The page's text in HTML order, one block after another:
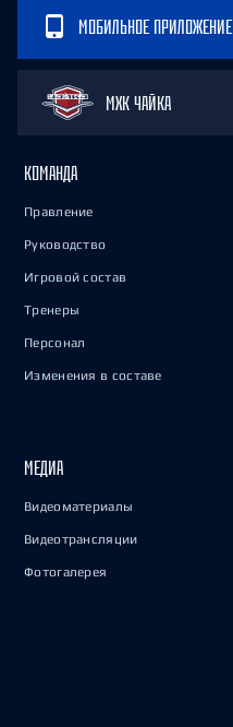
МОБИЛЬНОЕ ПРИЛОЖЕНИЕ
МХК ЧАЙКА
КОМАНДА
Правление
Руководство
Игровой состав
Тренеры
Персонал
Изменения в составе
МЕДИА
Видеоматериалы
Видеотрансляции
Фотогалерея